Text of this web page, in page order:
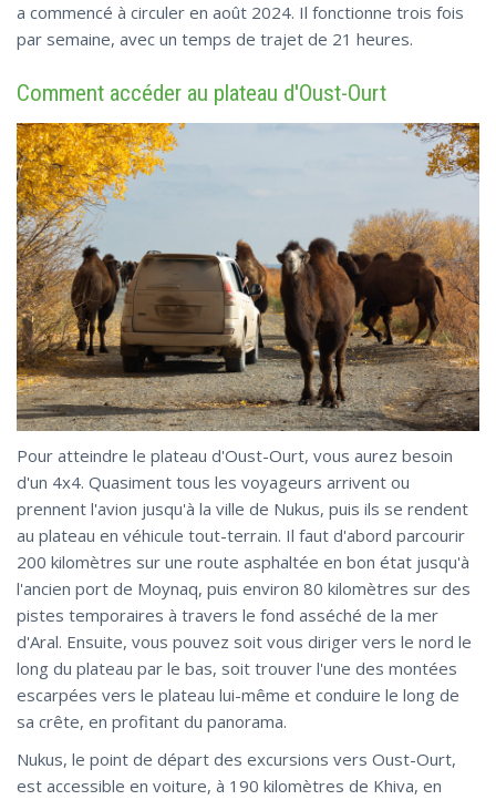
a commencé à circuler en août 2024. Il fonctionne trois fois
par semaine, avec un temps de trajet de 21 heures.
Comment accéder au plateau d'Oust-Ourt
Pour atteindre le plateau d'Oust-Ourt, vous aurez besoin
d'un 4x4. Quasiment tous les voyageurs arrivent ou
prennent l'avion jusqu'à la ville de Nukus, puis ils se rendent
au plateau en véhicule tout-terrain. Il faut d'abord parcourir
200 kilomètres sur une route asphaltée en bon état jusqu'à
l'ancien port de Moynaq, puis environ 80 kilomètres sur des
pistes temporaires à travers le fond asséché de la mer
d'Aral. Ensuite, vous pouvez soit vous diriger vers le nord le
long du plateau par le bas, soit trouver l'une des montées
escarpées vers le plateau lui-même et conduire le long de
sa crête, en profitant du panorama.
Nukus, le point de départ des excursions vers Oust-Ourt,
est accessible en voiture, à 190 kilomètres de Khiva, en